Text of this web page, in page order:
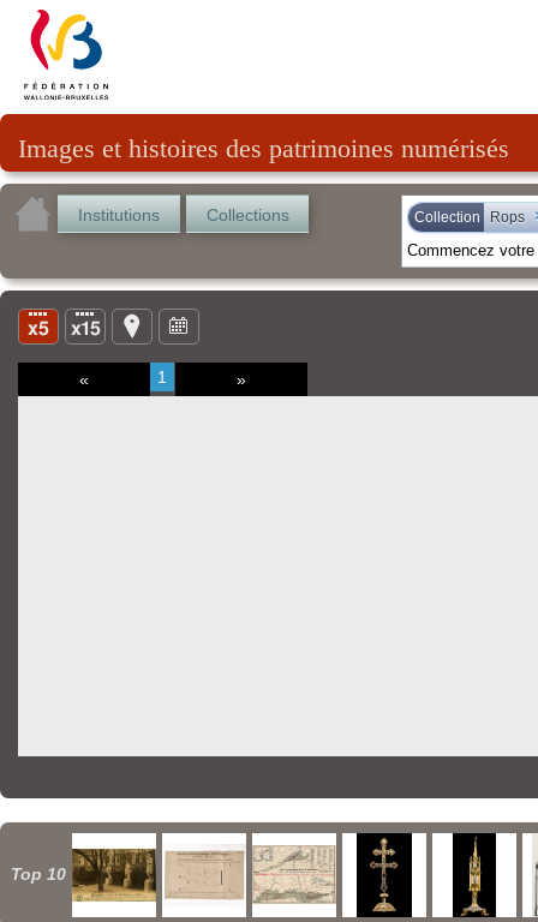
Images et histoires des patrimoines numérisés
Institutions Collections Collection Rops
« 1 »
Top 10